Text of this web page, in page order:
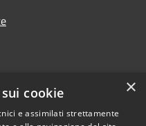
×
cookie
e assimilati strettamente